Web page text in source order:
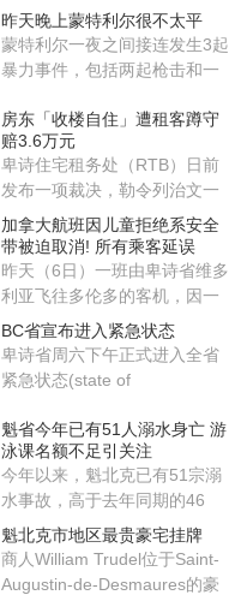
一份申请中，都向贷款机构提
交
昨天晚上蒙特利尔很不太平
蒙特利尔一夜之间接连发生3起
暴力事件，包括两起枪击和一
房东「收楼自住」遭租客蹲守
赔3.6万元
卑诗住宅租务处（RTB）日前
发布一项裁决，勒令列治文一
名房东必须向其前租客赔偿超
过3
加拿大航班因儿童拒绝系安全
带被迫取消! 所有乘客延误
昨天（6日）一班由卑诗省维多
利亚飞往多伦多的客机，因一
名幼童拒绝扣上安全带，最终
BC省宣布进入紧急状态
卑诗省周六下午正式进入全省
紧急状态(state of
100场山火
魁省今年已有51人溺水身亡 游
泳课名额不足引关注
今年以来，魁北克已有51宗溺
水事故，高于去年同期的46
宗。许多遇难者不会游泳。去
年一
魁北克市地区最贵豪宅挂牌
商人William Trudel位于Saint-
Augustin-de-Desmaures的豪